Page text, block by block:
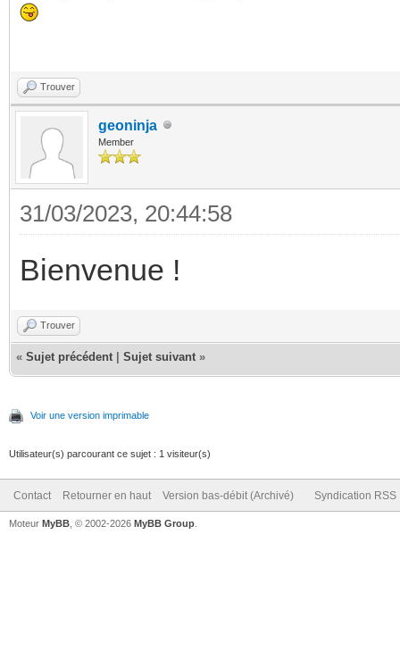
Trouver
geoninja
Member
31/03/2023, 20:44:58
Bienvenue !
Trouver
« Sujet précédent Sujet suivant »
Voir une version imprimable
Utilisateur(s) parcourant ce sujet : 1 visiteur(s)
Contact Retourner en haut Version bas-débit (Archivé) Syndication RSS
Moteur MyBB , © 2002-2026 MyBB Group